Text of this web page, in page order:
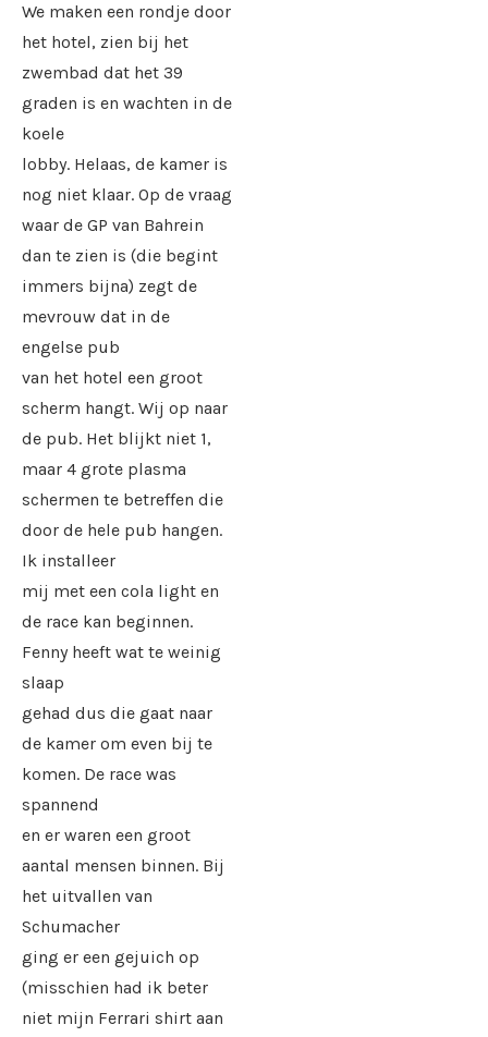
We maken een rondje door
het hotel, zien bij het
zwembad dat het 39
graden is en wachten in de
koele
lobby. Helaas, de kamer is
nog niet klaar. Op de vraag
waar de GP van Bahrein
dan te zien is (die begint
immers bijna) zegt de
mevrouw dat in de
engelse pub
van het hotel een groot
scherm hangt. Wij op naar
de pub. Het blijkt niet 1,
maar 4 grote plasma
schermen te betreffen die
door de hele pub hangen.
Ik installeer
mij met een cola light en
de race kan beginnen.
Fenny heeft wat te weinig
slaap
gehad dus die gaat naar
de kamer om even bij te
komen. De race was
spannend
en er waren een groot
aantal mensen binnen. Bij
het uitvallen van
Schumacher
ging er een gejuich op
(misschien had ik beter
niet mijn Ferrari shirt aan